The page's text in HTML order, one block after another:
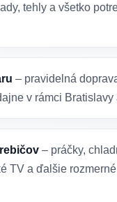
tehly a všetko
– pravidelná
v rámci Bratislavy
– práčky,
TV a ďalšie